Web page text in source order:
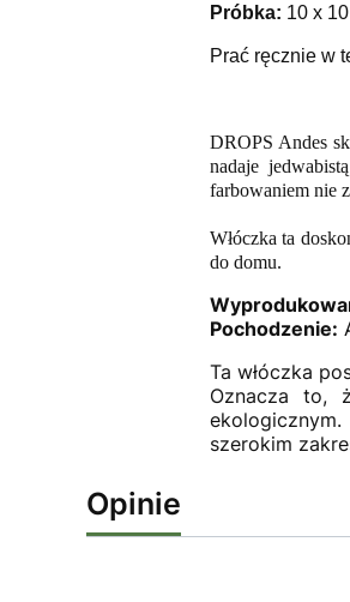
Próbka: 10 x
Prać ręcznie w
DROPS Andes
nadaje
farbowaniem nie
Włóczka ta
do domu.
Pochodzenie:
Ta włóczka
Oznacza to,
szerokim
Opinie